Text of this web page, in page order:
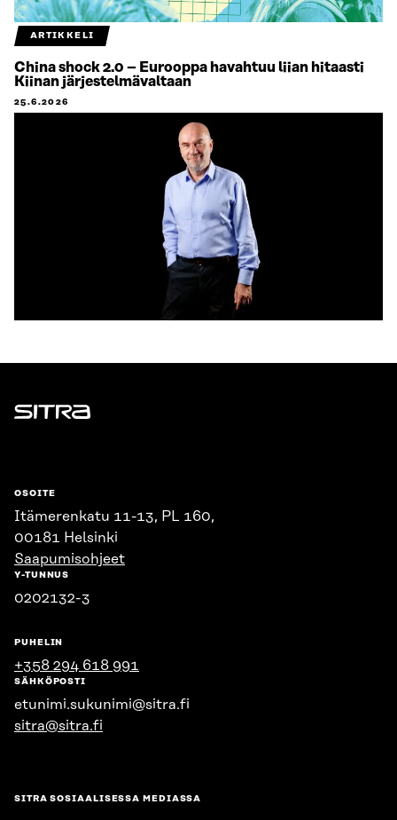
ARTIKKELI
China shock 2.0 – Eurooppa havahtuu liian hitaasti
Kiinan järjestelmävaltaan
25.6.2026
Sitra
OSOITE
Itämerenkatu 11-13, PL 160,
00181 Helsinki
Saapumisohjeet
Y-TUNNUS
0202132-3
PUHELIN
+358 294 618 991
SÄHKÖPOSTI
etunimi.sukunimi@sitra.fi
sitra@sitra.fi
SITRA SOSIAALISESSA MEDIASSA